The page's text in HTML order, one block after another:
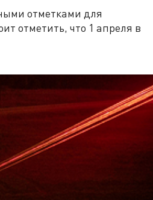
отметками для
отметить, что 1 апреля в